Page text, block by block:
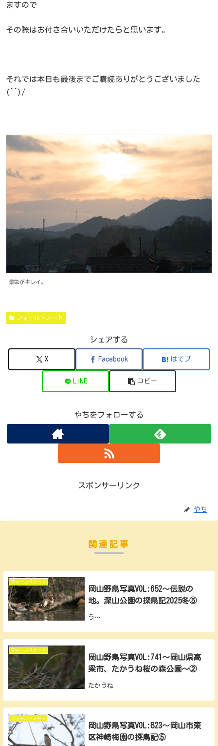
ますので
その際はお付き合いいただけたらと思います。
それでは本日も最後までご購読ありがとうございました
(^^)/
景色がキレイ。
フィールドノート
シェアする
X Facebook はてブ
LINE コピー
やちをフォローする
スポンサーリンク
やち
関連記事
フィールドノート
岡山野鳥写真VOL:652～伝説の
地。深山公園の探鳥記2025冬⑤
う～
フィールドノート
岡山野鳥写真VOL:741～岡山県高
梁市、たかうね桜の森公園～②
たかうね
フィールドノート
岡山野鳥写真VOL:823～岡山市東
区神崎梅園の探鳥記⑤